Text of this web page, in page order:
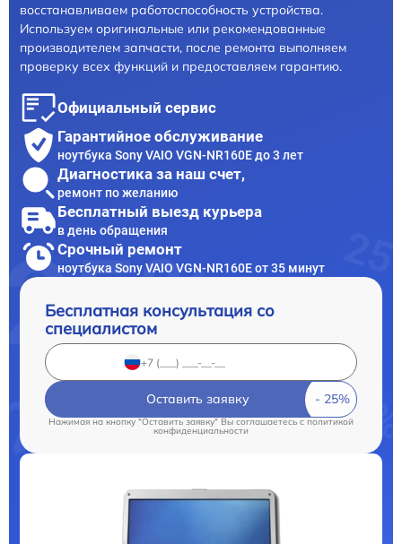
восстанавливаем работоспособность устройства.
Используем оригинальные или рекомендованные
производителем запчасти, после ремонта выполняем
проверку всех функций и предоставляем гарантию.
Официальный сервис
Гарантийное обслуживание
ноутбука Sony VAIO VGN-NR160E до 3 лет
Диагностика за наш счет,
ремонт по желанию
Бесплатный выезд курьера
в день обращения
Срочный ремонт
ноутбука Sony VAIO VGN-NR160E от 35 минут
Бесплатная консультация со
специалистом
Оставить заявку
Нажимая на кнопку "Оставить заявку" Вы соглашаетесь cполитикой
конфиденциальности